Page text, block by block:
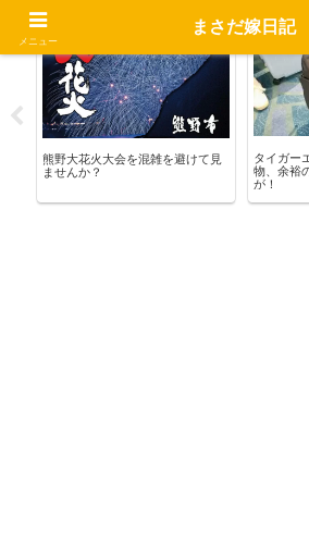
熊野大花火大会を混雑を避けて見
ませんか？
お出かけ
タイガー
物、余裕
が！
メニュー
まさだ嫁日記